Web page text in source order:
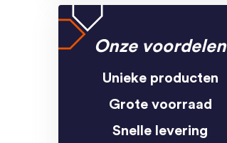
Onze voordelen
Unieke producten
Grote voorraad
Snelle levering